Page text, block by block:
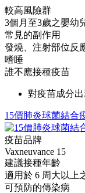
較高風險群
3個月至3歲之嬰幼
常見的副作用
發燒、注射部位反
嗜睡
誰不應接種疫苗
對疫苗成分
15價肺炎球菌結合
疫苗品牌
Vaxneuvance 15
建議接種年齡
適用於 6 周大以上
可預防的傳染病